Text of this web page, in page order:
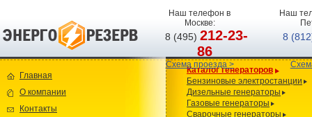
Наш телефон в
Москве:
8 (495)212-23-
86
Схема проезда >
Наш
8
Главная
О компании
Контакты
Каталог генераторов
Бензиновые электростанции
Дизельные генераторы
Газовые генераторы
Сварочные генераторы